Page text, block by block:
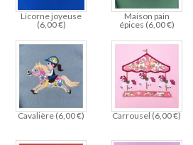
Licorne joyeuse
(6,00€)
Maison pain
épices (6,00€)
Cavalière (6,00€) Carrousel (6,00€)